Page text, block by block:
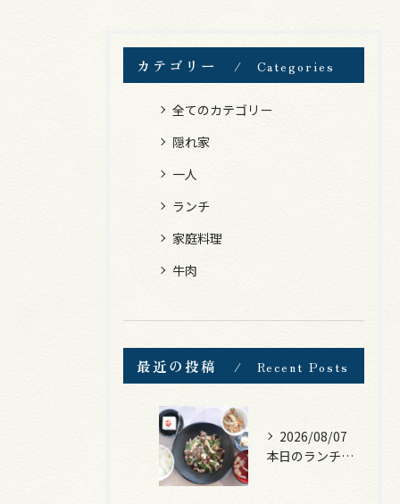
カテゴリー Categories
全てのカテゴリー
隠れ家
一人
ランチ
家庭料理
牛肉
最近の投稿 Recent Posts
2026/08/07
本日のランチは、黒毛和牛のチャプチェ！